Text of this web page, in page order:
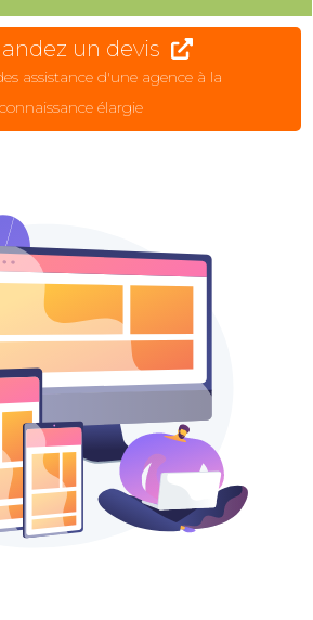
un devis
assistance d'une agence à la
connaissance élargie